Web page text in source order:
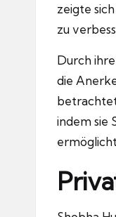
zeigte
zu
Durch
die
indem sie